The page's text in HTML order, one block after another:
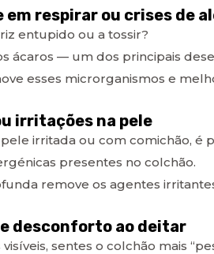
em respirar ou crises de
entupido ou a tossir?
ácaros — um dos principais
esses microrganismos e
irritações na pele
irritada ou com comichão, é
presentes no colchão.
remove os agentes
desconforto ao deitar
sentes o colchão mais